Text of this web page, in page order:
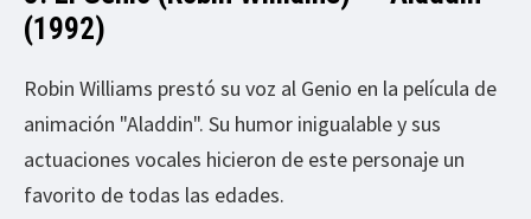
(1992)
Robin Williams prestó su voz al Genio en la película de
animación "Aladdin". Su humor inigualable y sus
actuaciones vocales hicieron de este personaje un
favorito de todas las edades.